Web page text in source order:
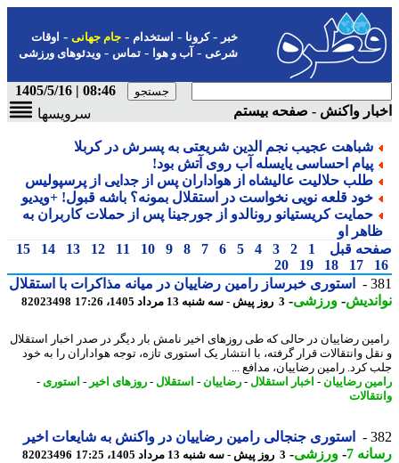
-کرونا-استخدام- جام جهانی-اوقات
شرعی-آب و هوا-تماس-ویدئوهای ورزشی
08:46 | 1405/5/16
واکنش - صفحه بیستم
سرویسها
شباهت عجیب نجم الدین شریعتی به پسرش در کربلا
پیام احساسی یایسله آب روی آتش بود!
طلب حلالیت عالیشاه از هواداران پس از جدایی از پرسپولیس
خود قلعه نویی نخواست در استقلال بمونه؟ باشه قبول! +ویدیو
حمایت کریستیانو رونالدو از جورجینا پس از حملات کاربران به
او
قبل
1
2
3
4
5
6
7
8
9
10
11
12
13
14
15
17
18
19
20
استوری خبرساز رامین رضاییان در میانه مذاکرات با استقلال
-ورزشی-3 روز پیش - سه شنبه 13 مرداد 1405، 17:26 82023498
رضاییان در حالی که طی روزهای اخیر نامش بار دیگر در صدر اخبار استقلال
وانتقالات قرار گرفته، با انتشار یک استوری تازه، توجه هواداران را به خود
کرد. رامین رضاییان، مدافع ...
رضاییان-اخبار استقلال-رضاییان-استقلال-روزهای اخیر -استوری-
استوری جنجالی رامین رضاییان در واکنش به شایعات اخیر
7
-ورزشی-3 روز پیش - سه شنبه 13 مرداد 1405، 17:25 82023496